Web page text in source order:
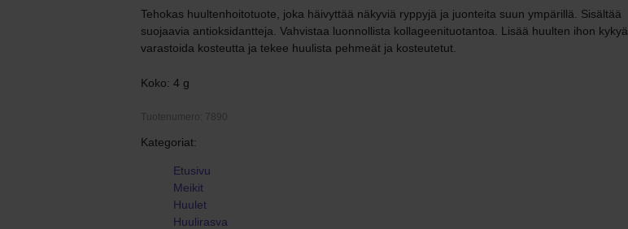
Tehokas huultenhoitotuote, joka häivyttää näkyviä ryppyjä ja juonteita suun ympärillä. Sisältää
suojaavia antioksidantteja. Vahvistaa luonnollista kollageenituotantoa. Lisää huulten ihon kykyä
varastoida kosteutta ja tekee huulista pehmeät ja kosteutetut.
Koko: 4 g
Tuotenumero: 7890
Kategoriat:
Etusivu
Meikit
Huulet
Huulirasva